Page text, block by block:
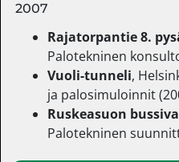
2007
Rajatorpantie 8.
Palotekninen
Vuoli-tunneli,
ja palosimuloinnit
Ruskeasuon
Palotekninen